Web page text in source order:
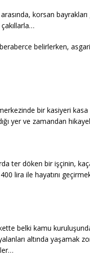
korsan
belirlerken, asgari
bir kasiyeri kasa
yer ve zamandan
ter döken bir işçinin,
lira ile hayatını
belki kamu
altında yaşamak